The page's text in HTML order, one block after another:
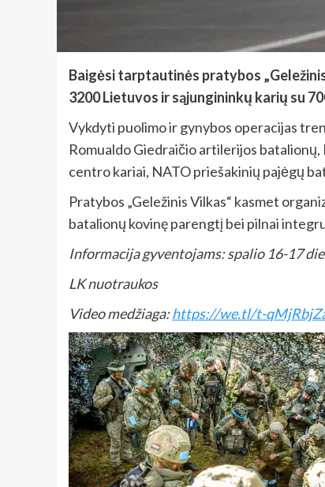
Baigėsi tarptautinės pratybos
3200 Lietuvos ir sąjungininkų karių su
Vykdyti puolimo ir gynybos operacijas
Romualdo Giedraičio artilerijos
centro kariai, NATO priešakinių pajėgų
Pratybos „Geležinis Vilkas“ kasmet
batalionų kovinę parengtį bei pilnai
Informacija gyventojams: spalio 16-17
LK nuotraukos
Video medžiaga:https://we.tl/t-